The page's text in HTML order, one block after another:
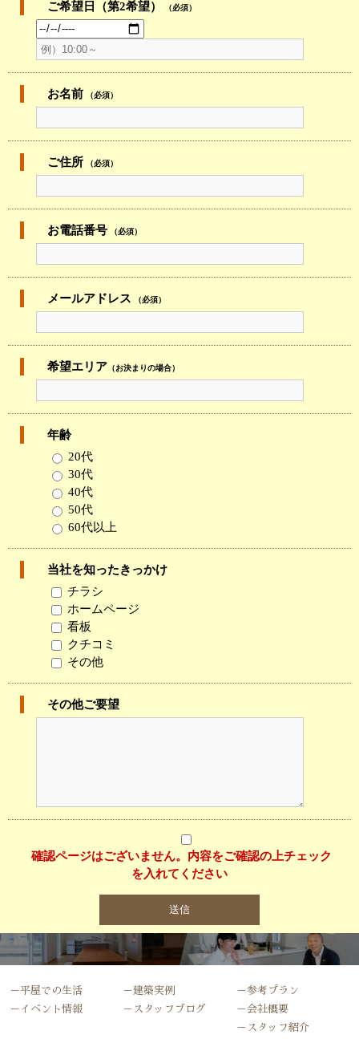
ご希望日（第2希望） （必須）
お名前 （必須）
ご住所 （必須）
お電話番号 （必須）
メールアドレス （必須）
希望エリア （お決まりの場合）
年齢
20代
30代
40代
50代
60代以上
当社を知ったきっかけ
チラシ
ホームページ
看板
クチコミ
その他
その他ご要望
確認ページはございません。内容をご確認の上チェック
を入れてください
－平屋での生活
－イベント情報
－建築実例
－スタッフブログ
－参考プラン
－会社概要
－スタッフ紹介